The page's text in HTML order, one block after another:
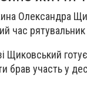
Олександра
час
Щиковський
брав участь у